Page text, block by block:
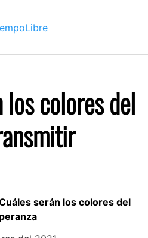
los colores del
serán los colores del